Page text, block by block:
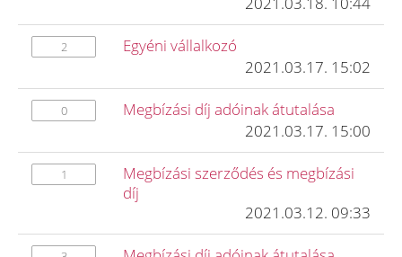
2
Egyéni vállalkozó
2021.03.17. 15:02
0
Megbízási díj adóinak átutalása
2021.03.17. 15:00
1
Megbízási szerződés és megbízási
díj
2021.03.12. 09:33